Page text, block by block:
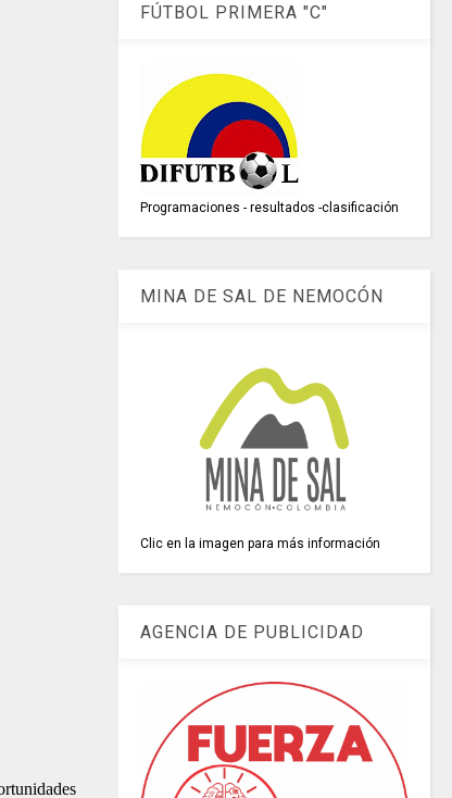
FÚTBOL PRIMERA "C"
Programaciones - resultados -clasificación
MINA DE SAL DE NEMOCÓN
Clic en la imagen para más información
AGENCIA DE PUBLICIDAD